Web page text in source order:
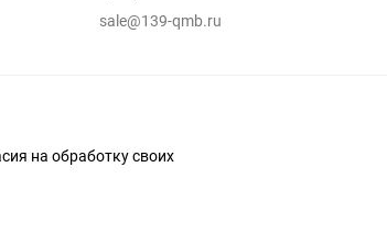
sale@139-qmb.ru
на обработку своих